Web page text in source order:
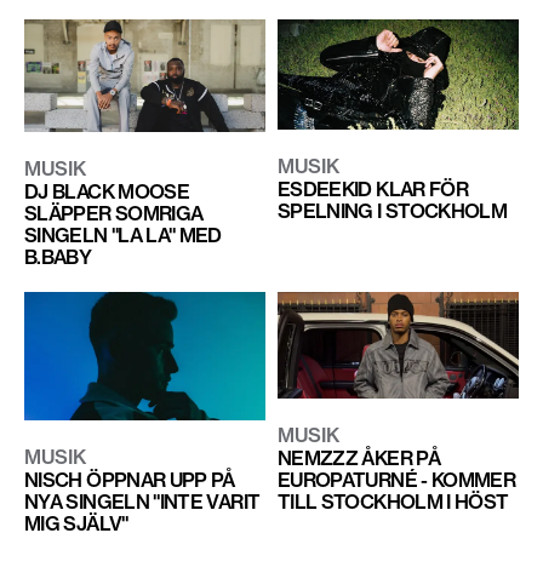
MUSIK
DJ BLACK MOOSE
SLÄPPER SOMRIGA
SINGELN "LA LA" MED
B.BABY
MUSIK
ESDEEKID KLAR FÖR
SPELNING I STOCKHOLM
MUSIK
NISCH ÖPPNAR UPP PÅ
NYA SINGELN "INTE VARIT
MIG SJÄLV"
MUSIK
NEMZZZ ÅKER PÅ
EUROPATURNÉ - KOMMER
TILL STOCKHOLM I HÖST